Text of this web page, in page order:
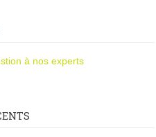
à nos experts